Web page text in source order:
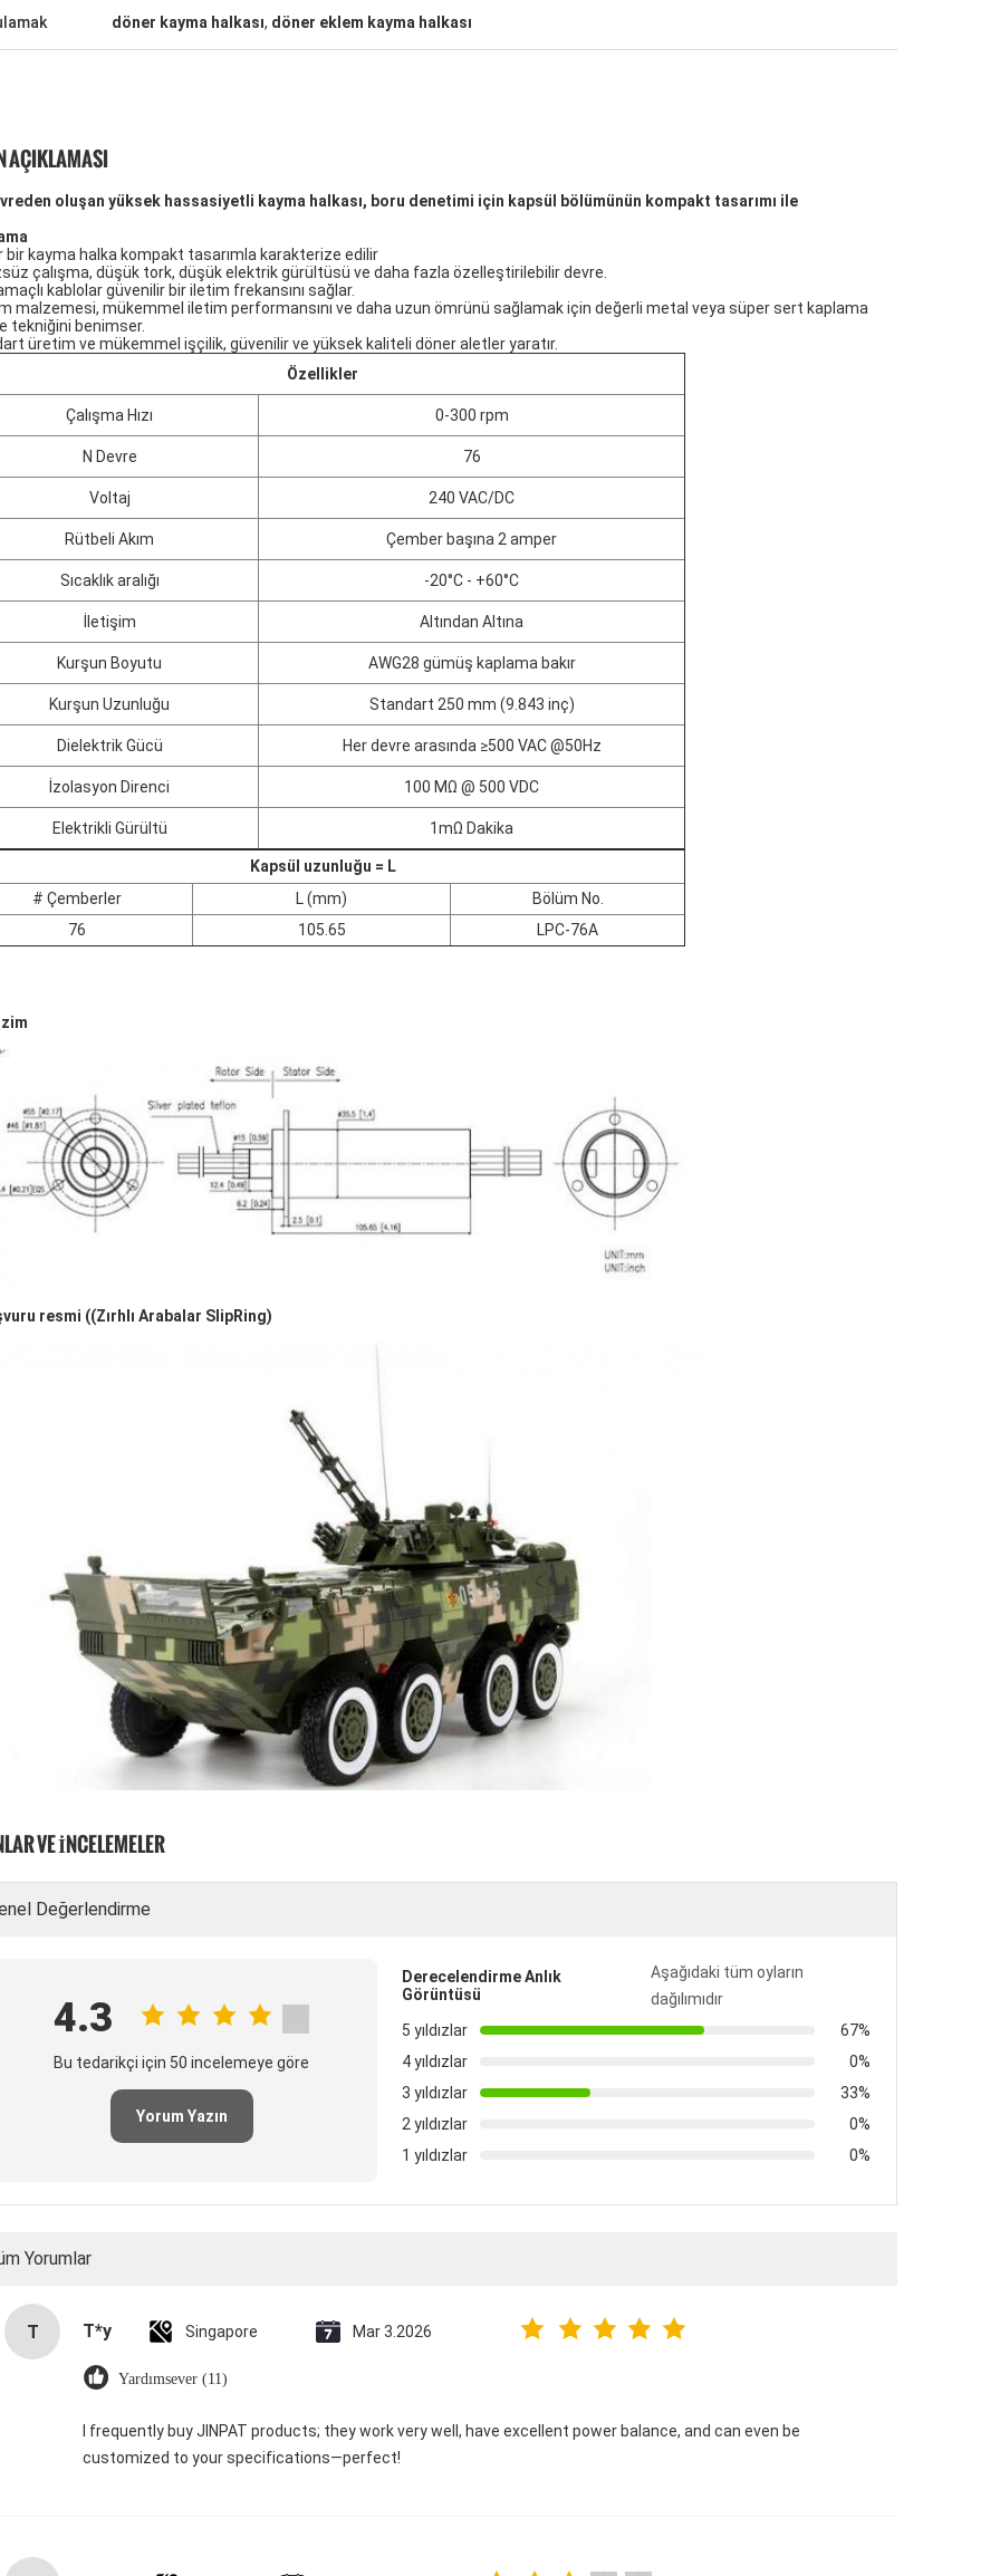
döner kayma halkası, döner eklem kayma halkası
AÇIKLAMASI
oluşan yüksek hassasiyetli kayma halkası, boru denetimi için kapsül bölümünün kompakt tasarımı ile
bir kayma halka kompakt tasarımla karakterize edilir
çalışma, düşük tork, düşük elektrik gürültüsü ve daha fazla özelleştirilebilir devre.
kablolar güvenilir bir iletim frekansını sağlar.
malzemesi, mükemmel iletim performansını ve daha uzun ömrünü sağlamak için değerli metal veya süper sert kaplama
tekniğini benimser.
üretim ve mükemmel işçilik, güvenilir ve yüksek kaliteli döner aletler yaratır.
Özellikler
Çalışma Hızı 0-300 rpm
N Devre 76
Voltaj 240 VAC/DC
Rütbeli Akım Çember başına 2 amper
Sıcaklık aralığı -20°C - +60°C
İletişim Altından Altına
Kurşun Boyutu AWG28 gümüş kaplama bakır
Kurşun Uzunluğu Standart 250 mm (9.843 inç)
Dielektrik Gücü Her devre arasında ≥500 VAC @50Hz
İzolasyon Direnci 100 MΩ @ 500 VDC
Elektrikli Gürültü 1mΩ Dakika
Kapsül uzunluğu = L
# Çemberler
L (mm)
Bölüm No.
76
105.65 LPC-76A
resmi ((Zırhlı Arabalar SlipRing)
VE İNCELEMELER
Değerlendirme
4.3
Bu tedarikçi için 50 incelemeye göre
Yorum Yazın
Derecelendirme Anlık
Görüntüsü
Aşağıdaki tüm oyların
dağılımıdır
5 yıldızlar
67%
4 yıldızlar
0%
3 yıldızlar
33%
2 yıldızlar
0%
1 yıldızlar
0%
Yorumlar
T T*y Singapore Mar 3.2026
Yardımsever (11)
I frequently buy JINPAT products; they work very well, have excellent power balance, and can even be
customized to your specifications—perfect!